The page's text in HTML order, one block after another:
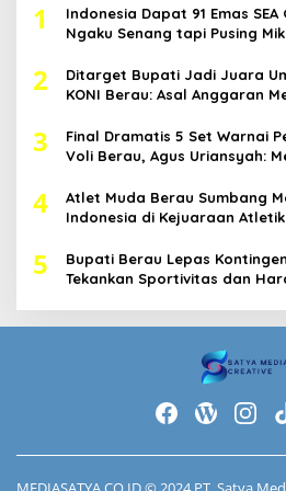
1
Indonesia Dapat 91 Emas
Ngaku Senang tapi Pusing
2
Ditarget Bupati Jadi Juara
KONI Berau: Asal Anggaran
3
Final Dramatis 5 Set Warnai
Voli Berau, Agus Uriansyah:
4
Atlet Muda Berau Sumbang
Indonesia di Kejuaraan
5
Bupati Berau Lepas
Tekankan Sportivitas dan